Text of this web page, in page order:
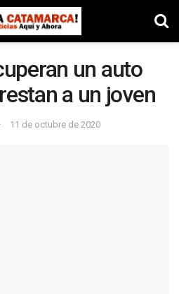
un auto
a un joven
11 de octubre de 2020